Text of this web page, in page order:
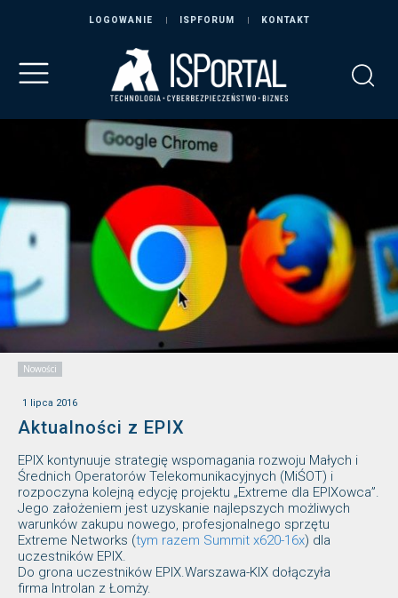
LOGOWANIE ISPFORUM KONTAKT
Nowości
1 lipca 2016
Aktualności z EPIX
EPIX kontynuuje strategię wspomagania rozwoju Małych i
Średnich Operatorów Telekomunikacyjnych (MiŚOT) i
rozpoczyna kolejną edycję projektu „Extreme dla EPIXowca”.
Jego założeniem jest uzyskanie najlepszych możliwych
warunków zakupu nowego, profesjonalnego sprzętu
Extreme Networks (tym razem Summit x620-16x) dla
uczestników EPIX.
Do grona uczestników EPIX.Warszawa-KIX dołączyła
firma Introlan z Łomży.